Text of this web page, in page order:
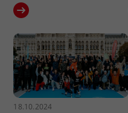
18.10.2024